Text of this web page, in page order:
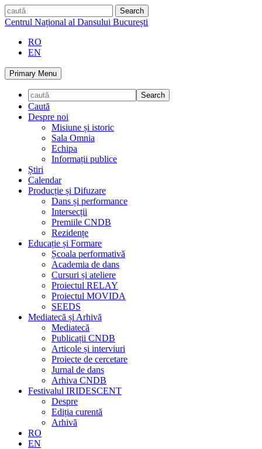
Skip
to
caută
Centrul Național al Dansului București
RO
EN
Primary Menu
Caută
Despre noi
Misiune și istoric
Sala Omnia
Echipa
Informații publice
Știri
Calendar
Producție și Difuzare
Dans și performance
Intersecții
Premiile CNDB
Rezidențe
Educație și Formare
Școala performativă
Academia de dans
Cursuri și ateliere
Proiectul RELAY
Proiectul MOVIDA
SEEDS
Mediatecă și Arhivă
Mediatecă
Publicații CNDB
Articole și interviuri
Proiecte de cercetare
Jurnal de dans
Arhiva CNDB
Festivalul IRIDESCENT
Despre
Ediția curentă
Arhivă
RO
EN